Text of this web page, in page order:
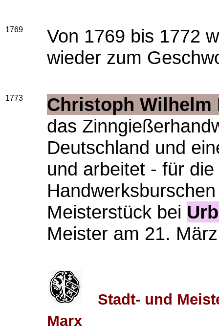
1769
Von 1769 bis 1772
wieder zum
1773
Christoph Wilhelm
das
Deutschland und
und arbeitet - für
Meisterstück bei
Meister am 21.
Stadt- und
Marx